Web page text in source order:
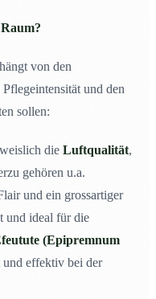
von den
und den
sollen:
die Luftqualität,
gehören u.a.
und ein grossartiger
und ideal für die
(Epipremnum
effektiv bei der